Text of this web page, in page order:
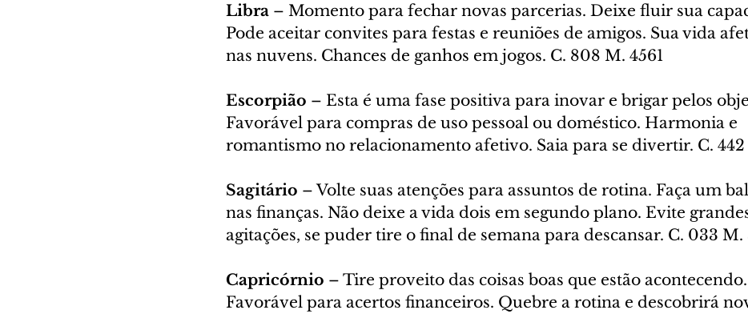
Libra – Momento para fechar novas parcerias. Deixe fluir sua
Pode aceitar convites para festas e reuniões de amigos. Sua vida
nas nuvens. Chances de ganhos em jogos. C. 808 M. 4561
Escorpião – Esta é uma fase positiva para inovar e brigar pelos
Favorável para compras de uso pessoal ou doméstico. Harmonia e
romantismo no relacionamento afetivo. Saia para se divertir. C.
Sagitário – Volte suas atenções para assuntos de rotina. Faça um
nas finanças. Não deixe a vida dois em segundo plano. Evite
agitações, se puder tire o final de semana para descansar. C. 033 M.
Capricórnio – Tire proveito das coisas boas que estão acontecendo.
Favorável para acertos financeiros. Quebre a rotina e descobrirá